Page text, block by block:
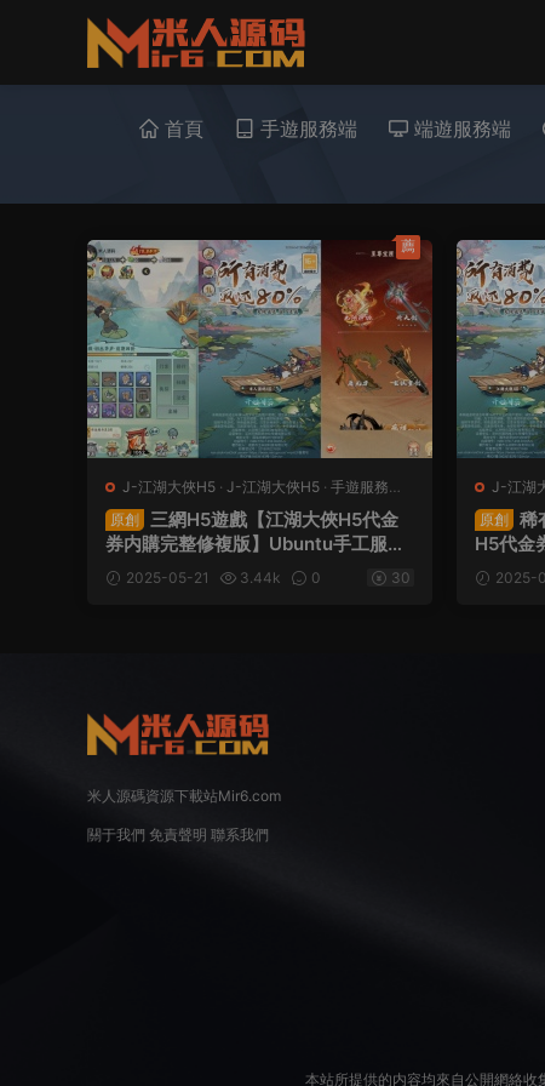
首頁 手遊服務端 端遊服務端
J-江湖大俠H5 · J-江湖大俠H5 · 手遊服務端
頁遊服務端
原創
三網H5遊戲【江湖大俠H5代金
券内購完整修複版】Ubuntu手工服務
端+GM郵件後台+原生安卓客戶端+視
頻架設教程
2025-05-21 3.44k 0 30
薦
J-江湖
頁遊服
原創
稀
H5代金
務端
+原生
2025-
米人源碼資源下載站Mir6.com
關于我們 免責聲明 聯系我們
本站所提供的内容均來自公開網絡收